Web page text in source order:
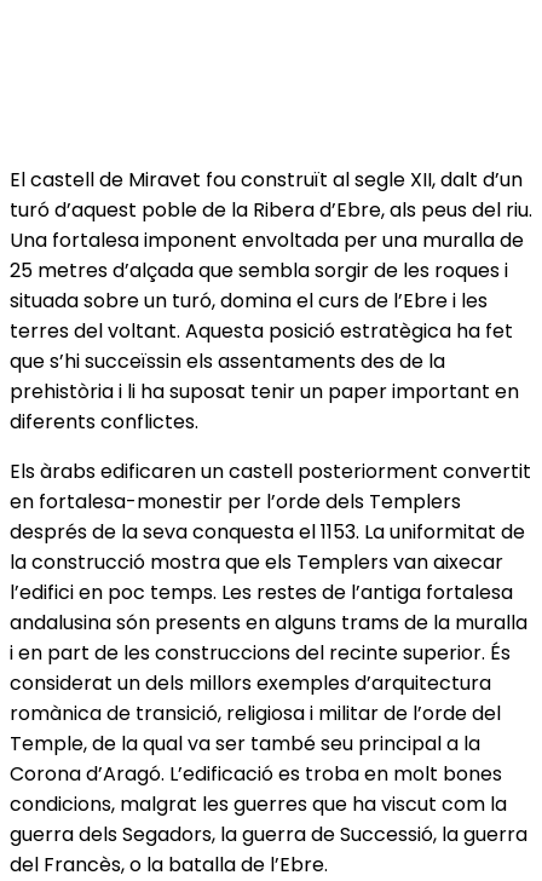
El castell de Miravet fou construït al segle XII, dalt d’un
turó d’aquest poble de la Ribera d’Ebre, als peus del riu.
Una fortalesa imponent envoltada per una muralla de
25 metres d’alçada que sembla sorgir de les roques i
situada sobre un turó, domina el curs de l’Ebre i les
terres del voltant. Aquesta posició estratègica ha fet
que s’hi succeïssin els assentaments des de la
prehistòria i li ha suposat tenir un paper important en
diferents conflictes.
Els àrabs edificaren un castell posteriorment convertit
en fortalesa-monestir per l’orde dels Templers
després de la seva conquesta el 1153. La uniformitat de
la construcció mostra que els Templers van aixecar
l’edifici en poc temps. Les restes de l’antiga fortalesa
andalusina són presents en alguns trams de la muralla
i en part de les construccions del recinte superior. És
considerat un dels millors exemples d’arquitectura
romànica de transició, religiosa i militar de l’orde del
Temple, de la qual va ser també seu principal a la
Corona d’Aragó. L’edificació es troba en molt bones
condicions, malgrat les guerres que ha viscut com la
guerra dels Segadors, la guerra de Successió, la guerra
del Francès, o la batalla de l’Ebre.